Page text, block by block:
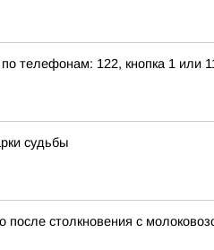
телефонам: 122, кнопка 1 или
судьбы
столкновения с